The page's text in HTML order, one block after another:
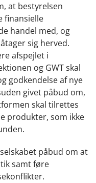
at bestyrelsen
finansielle
handel med, og
sig herved.
afspejlet i
og GWT skal
godkendelse af nye
givet påbud om,
skal tilrettes
produkter, som ikke
påbud om at
samt føre